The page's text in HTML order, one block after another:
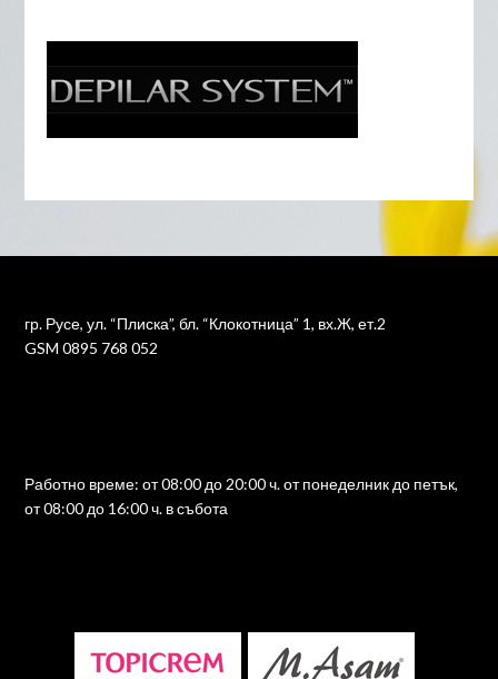
гр. Русе, ул. “Плиска”, бл. “Клокотница” 1, вх.Ж, ет.2
GSM 0895 768 052
Работно време: от 08:00 до 20:00 ч. от понеделник до петък,
от 08:00 до 16:00 ч. в събота